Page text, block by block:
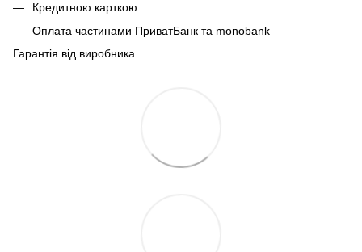
Кредитною карткою
Оплата частинами ПриватБанк та monobank
Гарантія від виробника